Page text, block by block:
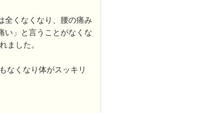
全くなくなり、腰の痛み
い」と言うことがなくな
ました。
なくなり体がスッキリ